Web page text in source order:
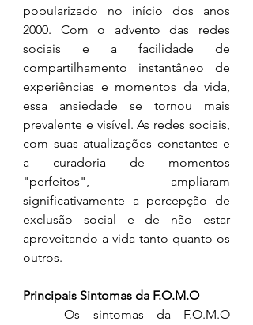
popularizado no início dos anos
2000. Com o advento das redes
sociais e a facilidade de
compartilhamento instantâneo de
experiências e momentos da vida,
essa ansiedade se tornou mais
prevalente e visível. As redes sociais,
com suas atualizações constantes e
a curadoria de momentos
"perfeitos", ampliaram
significativamente a percepção de
exclusão social e de não estar
aproveitando a vida tanto quanto os
outros.
Principais Sintomas da F.O.M.O
	Os sintomas da F.O.M.O